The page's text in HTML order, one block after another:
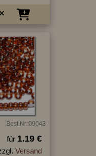
Best.Nr.:09043
für 1.19 €
Versand